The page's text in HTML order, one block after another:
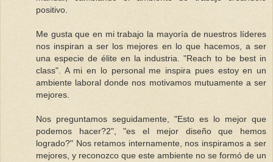
positivo.
Me gusta que en mi trabajo la mayoría de nuestros líderes
nos inspiran a ser los mejores en lo que hacemos, a ser
una especie de élite en la industria. "Reach to be best in
class". A mi en lo personal me inspira pues estoy en un
ambiente laboral donde nos motivamos mutuamente a ser
mejores.
Nos preguntamos seguidamente, "Esto es lo mejor que
podemos hacer?2", "es el mejor diseño que hemos
logrado?" Nos retamos internamente, nos inspiramos a ser
mejores, y reconozco que este ambiente no se formó de un